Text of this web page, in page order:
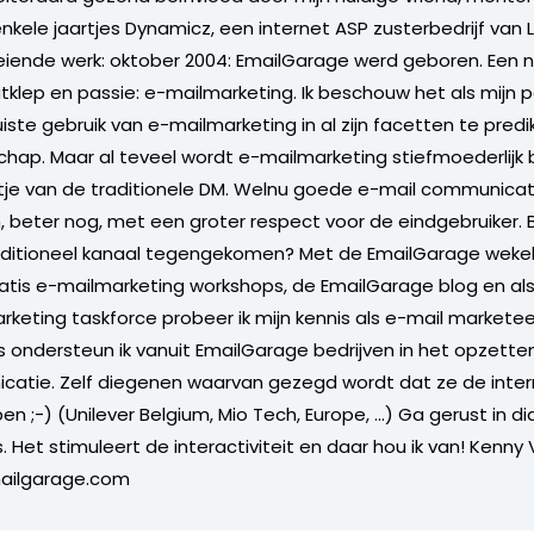
jaartjes Dynamicz, een internet ASP zusterbedrijf van
werk: oktober 2004: EmailGarage werd geboren. Een
en passie: e-mailmarketing. Ik beschouw het als mijn
gebruik van e-mailmarketing in al zijn facetten te
Maar al teveel wordt e-mailmarketing stiefmoederlijk
van de traditionele DM. Welnu goede e-mail
beter nog, met een groter respect voor de eindgebruiker.
kanaal tegengekomen? Met de EmailGarage
e-mailmarketing workshops, de EmailGarage blog en
taskforce probeer ik mijn kennis als e-mail
ondersteun ik vanuit EmailGarage bedrijven in het
Zelf diegenen waarvan gezegd wordt dat ze de
;-) (Unilever Belgium, Mio Tech, Europe, ...) Ga gerust in
Het stimuleert de interactiviteit en daar hou ik van! Kenny